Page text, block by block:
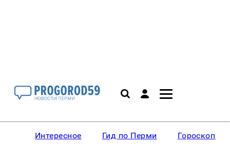
Интересное Гид по Перми Гороскопы